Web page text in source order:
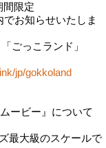
間限定
お知らせいたしま
ごっこランド」
jp/gokkoland
ービー』について
最大級のスケールで